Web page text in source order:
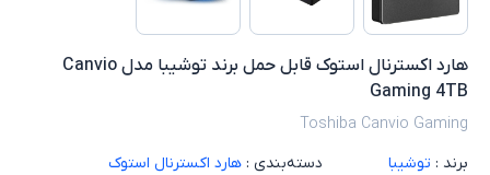
هارد اکسترنال استوک قابل حمل برند توشیبا مدل Canvio
Gaming 4TB
Toshiba Canvio Gaming
برند : توشیبا دسته‌بندی : هارد اکسترنال استوک